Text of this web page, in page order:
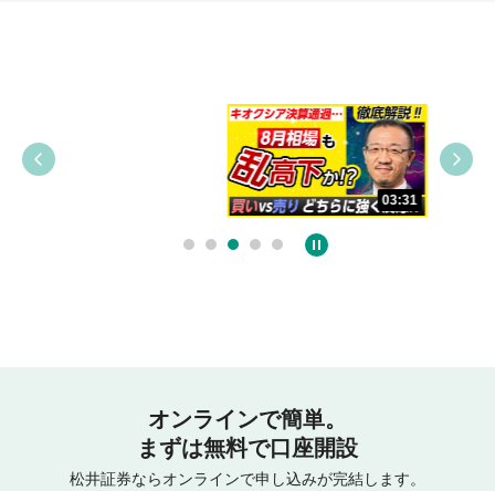
03:31
オンラインで簡単。
まずは無料で口座開設
松井証券ならオンラインで申し込みが完結します。